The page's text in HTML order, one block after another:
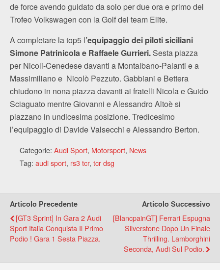
de force avendo guidato da solo per due ora e primo del
Trofeo Volkswagen con la Golf del team Elite.
A completare la top5 l’equipaggio dei piloti siciliani
Simone Patrinicola e Raffaele Gurrieri. Sesta piazza
per Nicoli-Cenedese davanti a Montalbano-Palanti e a
Massimiliano e Nicolò Pezzuto. Gabbiani e Bettera
chiudono in nona piazza davanti ai fratelli Nicola e Guido
Sciaguato mentre Giovanni e Alessandro Altoè si
piazzano in undicesima posizione. Tredicesimo
l’equipaggio di Davide Valsecchi e Alessandro Berton.
Categorie: Audi Sport, Motorsport, News
Tag: audi sport, rs3 tcr, tcr dsg
Articolo Precedente
[GT3 Sprint] In Gara 2 Audi
Sport Italia Conquista Il Primo
Podio ! Gara 1 Sesta Piazza.
Articolo Successivo
[BlancpainGT] Ferrari Espugna
Silverstone Dopo Un Finale
Thrilling. Lamborghini
Seconda, Audi Sul Podio.